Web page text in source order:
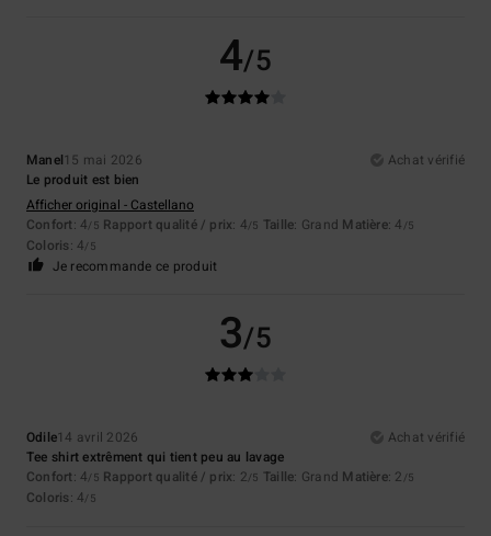
4/5
Manel15 mai 2026
Achat vérifié
Le produit est bien
Afficher original - Castellano
Confort: 4/5 Rapport qualité / prix: 4/5 Taille: Grand Matière: 4 /5
Coloris: 4/5
Je recommande ce produit
3/5
Odile14 avril 2026
Achat vérifié
Tee shirt extrêment qui tient peu au lavage
Confort: 4/5 Rapport qualité / prix: 2/5 Taille: Grand Matière: 2 /5
Coloris: 4/5